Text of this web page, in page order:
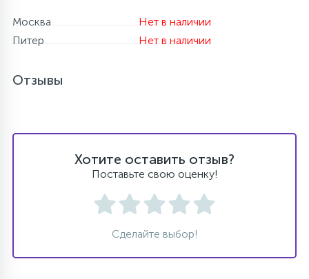
Москва
Нет в наличии
Питер
Нет в наличии
Отзывы
Хотите оставить отзыв?
Поставьте свою оценку!
Сделайте выбор!